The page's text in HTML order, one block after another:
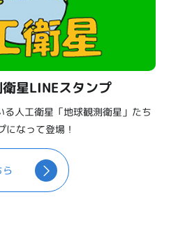
星LINEスタンプ
人工衛星「地球観測衛星」たち
になって登場！